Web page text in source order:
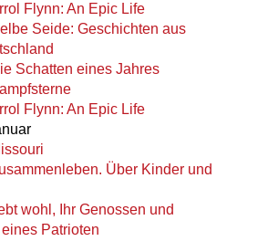
Flynn: An Epic Life
Seide: Geschichten aus
Schatten eines Jahres
Flynn: An Epic Life
Über Kinder und
wohl, Ihr Genossen und
Patrioten